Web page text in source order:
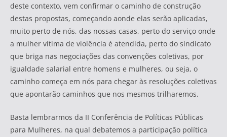
deste contexto, vem confirmar o caminho de construção
destas propostas, começando aonde elas serão aplicadas,
muito perto de nós, das nossas casas, perto do serviço onde
a mulher vítima de violência é atendida, perto do sindicato
que briga nas negociações das convenções coletivas, por
igualdade salarial entre homens e mulheres, ou seja, o
caminho começa em nós para chegar às resoluções coletivas
que apontarão caminhos que nos mesmos trilharemos.
Basta lembrarmos da II Conferência de Políticas Públicas
para Mulheres, na qual debatemos a participação política